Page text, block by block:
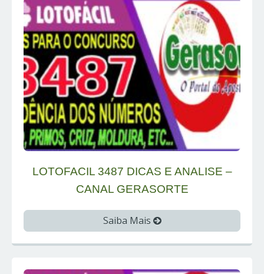
LOTOFACIL 3487 DICAS E ANALISE –
CANAL GERASORTE
Saiba Mais